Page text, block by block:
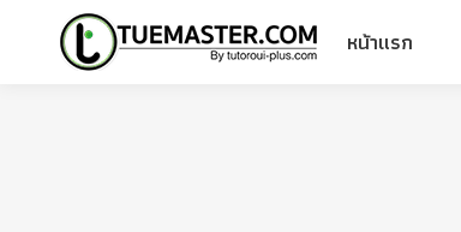
หน้าแรก
หน้าแรก